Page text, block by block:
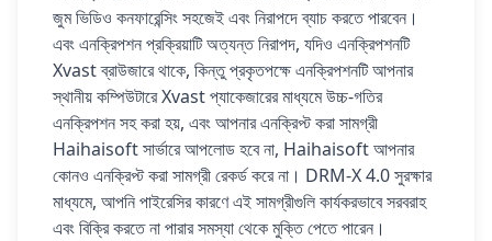
জুম ভিডিও কনফারেন্সিং সহজেই এবং নিরাপদে ব্যাচ করতে পারবেন।
এবং এনক্রিপশন প্রক্রিয়াটি অত্যন্ত নিরাপদ, যদিও এনক্রিপশনটি
Xvast ব্রাউজারে থাকে, কিন্তু প্রকৃতপক্ষে এনক্রিপশনটি আপনার
স্থানীয় কম্পিউটারে Xvast প্যাকেজারের মাধ্যমে উচ্চ-গতির
এনক্রিপশন সহ করা হয়, এবং আপনার এনক্রিপ্ট করা সামগ্রী
Haihaisoft সার্ভারে আপলোড হবে না, Haihaisoft আপনার
কোনও এনক্রিপ্ট করা সামগ্রী রেকর্ড করে না। DRM-X 4.0 সুরক্ষার
মাধ্যমে, আপনি পাইরেসির কারণে এই সামগ্রীগুলি কার্যকরভাবে সরবরাহ
এবং বিক্রি করতে না পারার সমস্যা থেকে মুক্তি পেতে পারেন।